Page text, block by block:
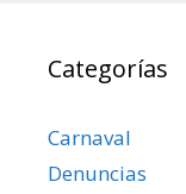
Categorías
Carnaval
Denuncias